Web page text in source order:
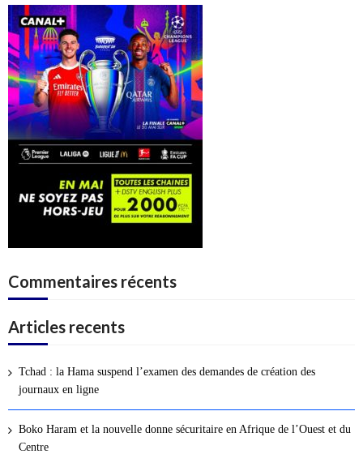
Commentaires récents
Articles recents
Tchad : la Hama suspend l’examen des demandes de création des
journaux en ligne
Boko Haram et la nouvelle donne sécuritaire en Afrique de l’Ouest et du
Centre